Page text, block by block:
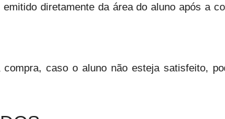
diretamente da área do aluno após a
caso o aluno não esteja satisfeito,